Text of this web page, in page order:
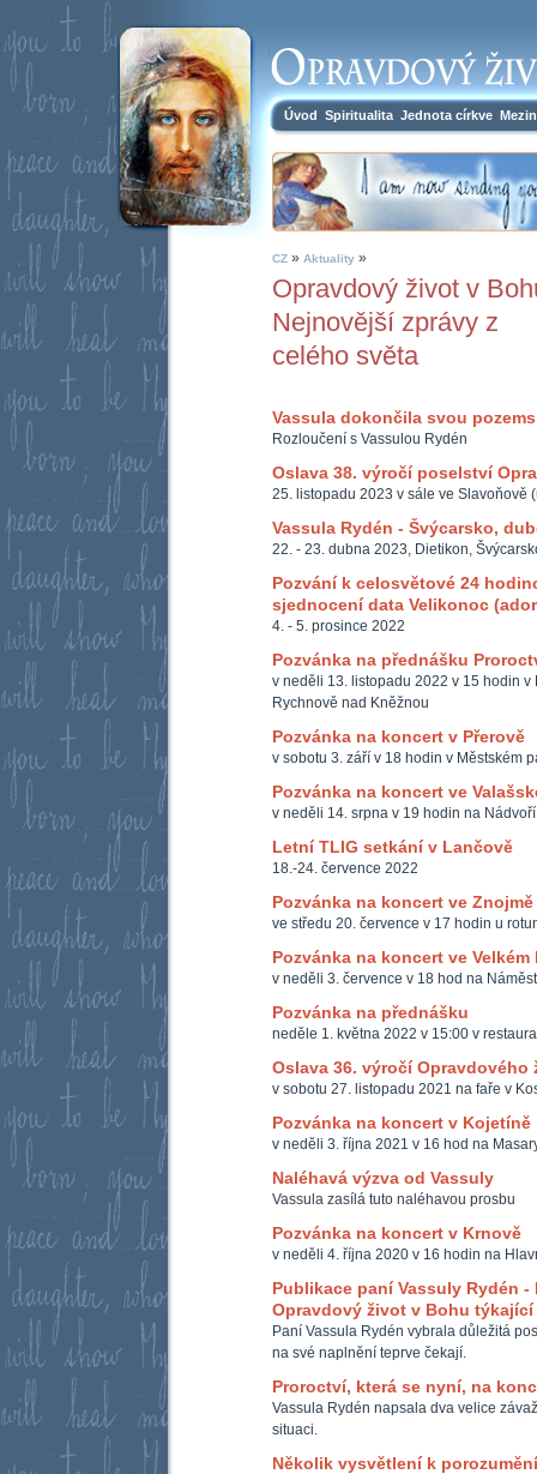
Úvod Spiritualita Jednota církve
CZ » Aktuality »
Opravdový život v
Nejnovější zprávy z
celého světa
Vassula dokončila svou
Rozloučení s Vassulou Rydén
Oslava 38. výročí poselství
25. listopadu 2023 v sále ve Slavoňově
Vassula Rydén - Švýcarsko,
22. - 23. dubna 2023, Dietikon,
Pozvání k celosvětové 24
sjednocení data Velikonoc
4. - 5. prosince 2022
Pozvánka na přednášku
v neděli 13. listopadu 2022 v 15 hodin
Rychnově nad Kněžnou
Pozvánka na koncert v Přerově
v sobotu 3. září v 18 hodin v Městském
Pozvánka na koncert ve
v neděli 14. srpna v 19 hodin na
Letní TLIG setkání v Lančově
18.-24. července 2022
Pozvánka na koncert ve Znojmě
ve středu 20. července v 17 hodin u
Pozvánka na koncert ve Velkém
v neděli 3. července v 18 hod na
Pozvánka na přednášku
neděle 1. května 2022 v 15:00 v
Oslava 36. výročí Opravdového
v sobotu 27. listopadu 2021 na faře v
Pozvánka na koncert v Kojetíně
v neděli 3. října 2021 v 16 hod na
Naléhavá výzva od Vassuly
Vassula zasílá tuto naléhavou prosbu
Pozvánka na koncert v Krnově
v neděli 4. října 2020 v 16 hodin na
Publikace paní Vassuly Rydén
Opravdový život v Bohu
Paní Vassula Rydén vybrala důležitá
na své naplnění teprve čekají.
Proroctví, která se nyní, na
Vassula Rydén napsala dva velice
situaci.
Několik vysvětlení k